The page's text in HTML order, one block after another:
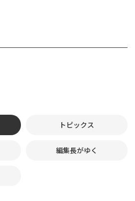
トピックス
編集長がゆく